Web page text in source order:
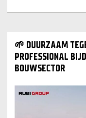
ONTDEK RUBI
🌱 DUURZAAM
PROFESSIONAL
BOUWSECTOR